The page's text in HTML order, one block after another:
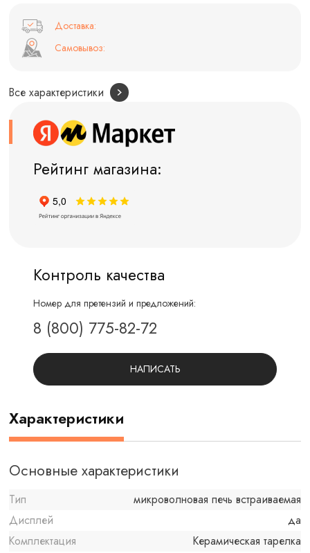
Доставка:
Самовывоз:
Все характеристики
Рейтинг магазина:
Контроль качества
Номер для претензий и предложений:
8 (800) 775-82-72
НАПИСАТЬ
Характеристики
Основные характеристики
Тип
микроволновая печь встраиваемая
Дисплей
да
Комплектация
Керамическая тарелка